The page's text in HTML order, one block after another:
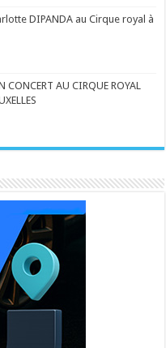
DIPANDA au Cirque royal à
AU CIRQUE ROYAL